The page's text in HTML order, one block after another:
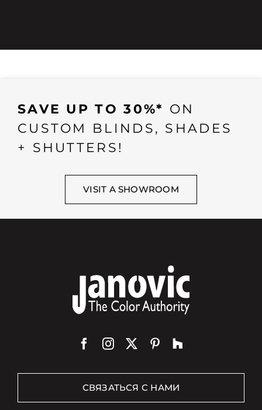
SAVE UP TO 30%* ON
CUSTOM BLINDS, SHADES
+ SHUTTERS!
VISIT A SHOWROOM
СВЯЗАТЬСЯ С НАМИ